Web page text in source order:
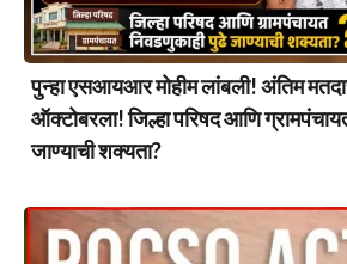
पुन्हा एसआयआर मोहीम लांबली! अंतिम
ऑक्टोबरला! जिल्हा परिषद आणि
जाण्याची शक्यता?